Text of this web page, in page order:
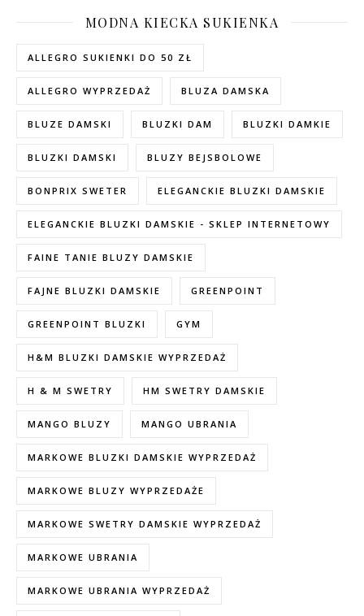
MODNA KIECKA SUKIENKA
ALLEGRO SUKIENKI DO 50 ZŁ
ALLEGRO WYPRZEDAŻ BLUZA DAMSKA
BLUZE DAMSKI BLUZKI DAM BLUZKI DAMKIE
BLUZKI DAMSKI BLUZY BEJSBOLOWE
BONPRIX SWETER ELEGANCKIE BLUZKI DAMSKIE
ELEGANCKIE BLUZKI DAMSKIE - SKLEP INTERNETOWY
FAINE TANIE BLUZY DAMSKIE
FAJNE BLUZKI DAMSKIE GREENPOINT
GREENPOINT BLUZKI GYM
H&M BLUZKI DAMSKIE WYPRZEDAŻ
H & M SWETRY HM SWETRY DAMSKIE
MANGO BLUZY MANGO UBRANIA
MARKOWE BLUZKI DAMSKIE WYPRZEDAŻ
MARKOWE BLUZY WYPRZEDAŻE
MARKOWE SWETRY DAMSKIE WYPRZEDAŻ
MARKOWE UBRANIA
MARKOWE UBRANIA WYPRZEDAŻ